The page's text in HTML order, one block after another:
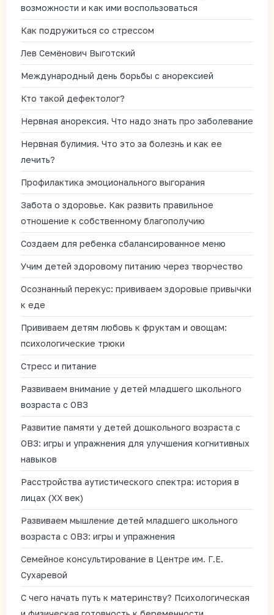
возможности и как ими воспользоваться
Как подружиться со стрессом
Лев Семёнович Выготский
Международный день борьбы с анорексией
Кто такой дефектолог?
Нервная анорексия. Что надо знать про заболевание
Нервная булимия. Что это за болезнь и как ее
лечить?
Профилактика эмоционального выгорания
Забота о здоровье. Как развить правильное
отношение к собственному благополучию
Создаем для ребенка сбалансированное меню
Учим детей здоровому питанию через творчество
Осознанный перекус: прививаем здоровые привычки
к еде
Прививаем детям любовь к фруктам и овощам:
психологические трюки
Стресс и питание
Развиваем внимание у детей младшего школьного
возраста с ОВЗ
Развитие памяти у детей дошкольного возраста с
ОВЗ: игры и упражнения для улучшения когнитивных
навыков
Расстройства аутистического спектра: история в
лицах (XX век)
Развиваем мышление детей младшего школьного
возраста с ОВЗ: игры и упражнения
Семейное консультирование в Центре им. Г.Е.
Сухаревой
С чего начать путь к материнству? Психологическая